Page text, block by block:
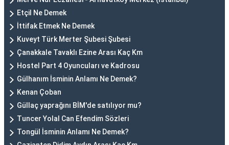
Etçil Ne Demek
İttifak Etmek Ne Demek
Kuveyt Türk Merter Şubesi Şubesi
Çanakkale Tavaklı Ezine Arası Kaç Km
Hostel Part 4 Oyuncuları ve Kadrosu
Gülhanım İsminin Anlamı Ne Demek?
Kenan Çoban
Güllaç yaprağını BİM'de satılıyor mu?
Tuncer Yolal Can Efendim Sözleri
Tongül İsminin Anlamı Ne Demek?